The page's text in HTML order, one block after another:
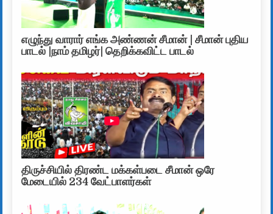
எழுந்து வாரார் எங்க அண்ணன் சீமான் | சீமான் புதிய
பாடல் |நாம் தமிழர்| தெறிக்கவிட்ட பாடல்
திருச்சியில் திரண்ட மக்கள்படை சீமான் ஒரே
மேடையில் 234 வேட்பாளர்கள்